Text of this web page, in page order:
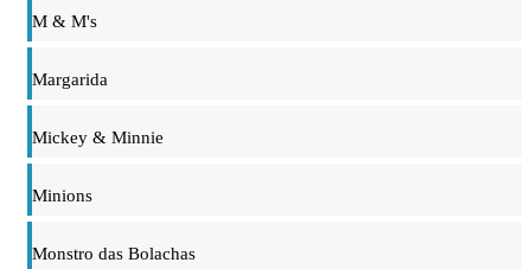
M & M's
Margarida
Mickey & Minnie
Minions
Monstro das Bolachas